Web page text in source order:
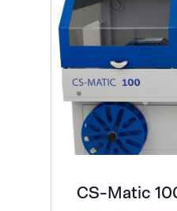
CS-Matic